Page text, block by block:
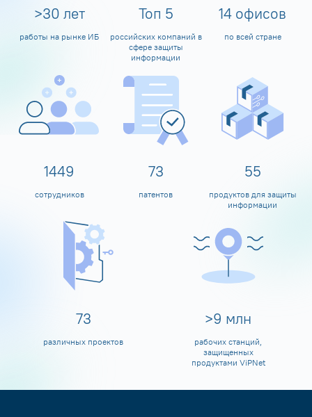
>30 лет
работы на рынке ИБ
Топ 5
российских компаний в
сфере защиты
информации
14 офисов
по всей стране
1598
сотрудников
80
патентов
60
продуктов для защиты
информации
80
различных проектов
>10 млн
рабочих станций,
защищенных
продуктами ViPNet